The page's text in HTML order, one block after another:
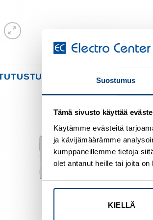
Suostumus
Tämä sivusto käyttää
Käytämme evästeitä
ja kävijämäärämme
kumppaneillemme tietoja
olet antanut heille tai joita
KIELLÄ
MYÖS
wishlist